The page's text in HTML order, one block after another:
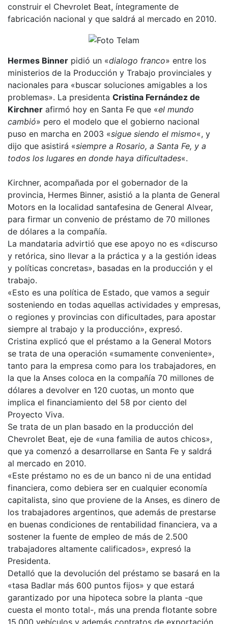
construir el Chevrolet Beat, íntegramente de
fabricación nacional y que saldrá al mercado en 2010.
Hermes Binner pidió un «dialogo franco» entre los
ministerios de la Producción y Trabajo provinciales y
nacionales para «buscar soluciones amigables a los
problemas». La presidenta Cristina Fernández de
Kirchner afirmó hoy en Santa Fe que «el mundo
cambió» pero el modelo que el gobierno nacional
puso en marcha en 2003 «sigue siendo el mismo«, y
dijo que asistirá «siempre a Rosario, a Santa Fe, y a
todos los lugares en donde haya dificultades«.
Kirchner, acompañada por el gobernador de la
provincia, Hermes Binner, asistió a la planta de General
Motors en la localidad santafesina de General Alvear,
para firmar un convenio de préstamo de 70 millones
de dólares a la compañía.
La mandataria advirtió que ese apoyo no es «discurso
y retórica, sino llevar a la práctica y a la gestión ideas
y políticas concretas», basadas en la producción y el
trabajo.
«Esto es una política de Estado, que vamos a seguir
sosteniendo en todas aquellas actividades y empresas,
o regiones y provincias con dificultades, para apostar
siempre al trabajo y la producción», expresó.
Cristina explicó que el préstamo a la General Motors
se trata de una operación «sumamente conveniente»,
tanto para la empresa como para los trabajadores, en
la que la Anses coloca en la compañía 70 millones de
dólares a devolver en 120 cuotas, un monto que
implica el financiamiento del 58 por ciento del
Proyecto Viva.
Se trata de un plan basado en la producción del
Chevrolet Beat, eje de «una familia de autos chicos»,
que ya comenzó a desarrollarse en Santa Fe y saldrá
al mercado en 2010.
«Este préstamo no es de un banco ni de una entidad
financiera, como debiera ser en cualquier economía
capitalista, sino que proviene de la Anses, es dinero de
los trabajadores argentinos, que además de prestarse
en buenas condiciones de rentabilidad financiera, va a
sostener la fuente de empleo de más de 2.500
trabajadores altamente calificados», expresó la
Presidenta.
Detalló que la devolución del préstamo se basará en la
«tasa Badlar más 600 puntos fijos» y que estará
garantizado por una hipoteca sobre la planta -que
cuesta el monto total-, más una prenda flotante sobre
15.000 vehículos y además contratos de exportación